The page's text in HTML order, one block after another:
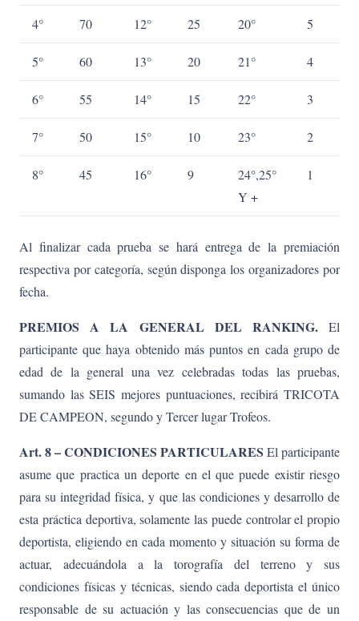
4° 70 12° 25 20° 5
5° 60 13° 20 21° 4
6° 55 14° 15 22° 3
7° 50 15° 10 23° 2
8° 45 16° 9
24°,25°
Y +
1
Al finalizar cada prueba se hará entrega de la premiación
respectiva por categoría, según disponga los organizadores por
fecha.
PREMIOS A LA GENERAL DEL RANKING.El
participante que haya obtenido más puntos en cada grupo de
edad de la general una vez celebradas todas las pruebas,
sumando las SEIS mejores puntuaciones, recibirá TRICOTA
DE CAMPEON, segundo y Tercer lugar Trofeos.
Art. 8 – CONDICIONES PARTICULARES El participante
asume que practica un deporte en el que puede existir riesgo
para su integridad física, y que las condiciones y desarrollo de
esta práctica deportiva, solamente las puede controlar el propio
deportista, eligiendo en cada momento y situación su forma de
actuar, adecuándola a la torografía del terreno y sus
condiciones físicas y técnicas, siendo cada deportista el único
responsable de su actuación y las consecuencias que de un